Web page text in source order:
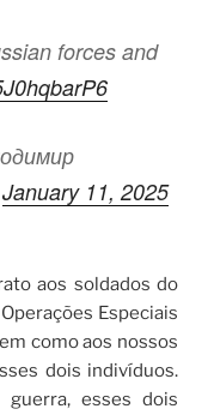
forces and
January 11, 2025
aos soldados do
Especiais
como aos nossos
dois indivíduos.
esses dois